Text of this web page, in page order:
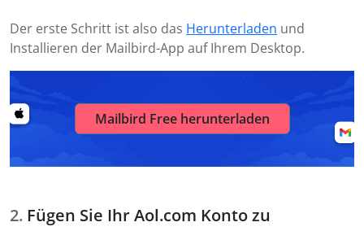
Der erste Schritt ist also das Herunterladen und
Installieren der Mailbird-App auf Ihrem Desktop.
Mailbird Free herunterladen
Fügen Sie Ihr Aol.com Konto zu